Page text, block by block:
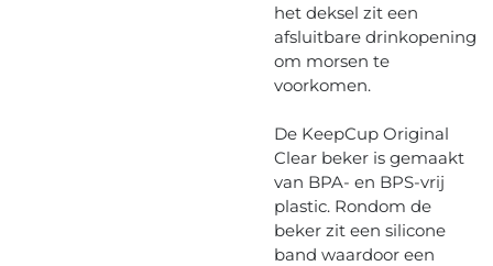
het deksel zit een
afsluitbare drinkopening
om morsen te
voorkomen.
De KeepCup Original
Clear beker is gemaakt
van BPA- en BPS-vrij
plastic. Rondom de
beker zit een silicone
band waardoor een